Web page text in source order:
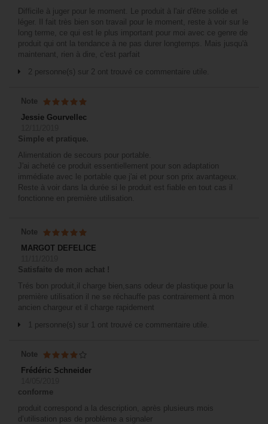
Difficile à juger pour le moment. Le produit à l'air d'être solide et
léger. Il fait très bien son travail pour le moment, reste à voir sur le
long terme, ce qui est le plus important pour moi avec ce genre de
produit qui ont la tendance à ne pas durer longtemps. Mais jusqu'à
maintenant, rien à dire, c'est parfait
2 personne(s) sur 2 ont trouvé ce commentaire utile.
Note
Jessie Gourvellec
Simple et pratique.
Alimentation de secours pour portable.
J'ai acheté ce produit essentiellement pour son adaptation
immédiate avec le portable que j'ai et pour son prix avantageux.
Reste à voir dans la durée si le produit est fiable en tout cas il
fonctionne en première utilisation.
Note
MARGOT DEFELICE
Satisfaite de mon achat !
Trés bon produit,il charge bien,sans odeur de plastique pour la
première utilisation il ne se réchauffe pas contrairement à mon
ancien chargeur et il charge rapidement
1 personne(s) sur 1 ont trouvé ce commentaire utile.
Note
Frédéric Schneider
conforme
produit correspond a la description, après plusieurs mois
d’utilisation pas de problème a signaler